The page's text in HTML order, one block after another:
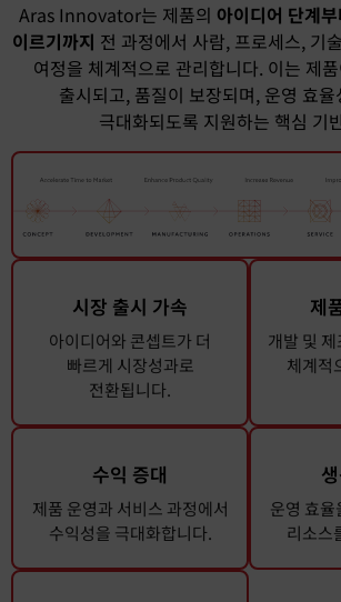
Aras Innovator는 제품의 아이디어 단계
이르기까지 전 과정에서 사람, 프로세스, 기
여정을 체계적으로 관리합니다. 이는 제
출시되고, 품질이 보장되며, 운영 효
극대화되도록 지원하는 핵심 기
시장 출시 가속
아이디어와 콘셉트가 더
빠르게 시장성과로
전환됩니다.
제
개발 및
체계적
수익 증대
제품 운영과 서비스 과정에서
수익성을 극대화합니다.
운영 효율
리소스